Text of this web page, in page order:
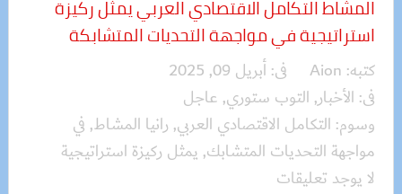
المشاط التكامل الاقتصادي العربي يمثل ركيزة
استراتيجية في مواجهة التحديات المتشابكة
كتبه: Aion فى:أبريل 09, 2025
فى: الأخبار, التوب ستوري, عاجل
وسوم: التكامل الاقتصادي العربي, رانيا المشاط, في
مواجهة التحديات المتشابك, يمثل ركيزة استراتيجية
لا يوجد تعليقات